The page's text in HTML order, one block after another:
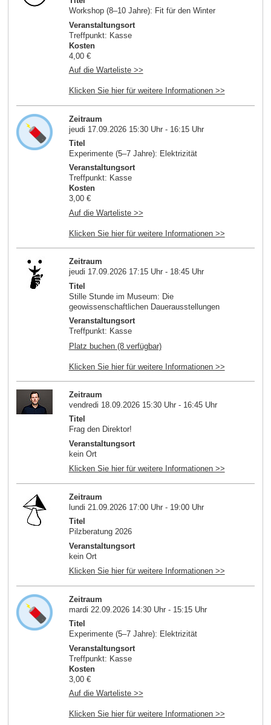
Workshop (8–10 Jahre): Fit für den Winter
Veranstaltungsort
Treffpunkt: Kasse
Kosten
4,00 €
Auf die Warteliste >>
Klicken Sie hier für weitere Informationen >>
Zeitraum
jeudi 17.09.2026 15:30 Uhr - 16:15 Uhr
Titel
Experimente (5–7 Jahre): Elektrizität
Veranstaltungsort
Treffpunkt: Kasse
Kosten
3,00 €
Auf die Warteliste >>
Klicken Sie hier für weitere Informationen >>
Zeitraum
jeudi 17.09.2026 17:15 Uhr - 18:45 Uhr
Titel
Stille Stunde im Museum: Die
geowissenschaftlichen Dauerausstellungen
Veranstaltungsort
Treffpunkt: Kasse
Platz buchen (8 verfügbar)
Klicken Sie hier für weitere Informationen >>
Zeitraum
vendredi 18.09.2026 15:30 Uhr - 16:45 Uhr
Titel
Frag den Direktor!
Veranstaltungsort
kein Ort
Klicken Sie hier für weitere Informationen >>
Zeitraum
lundi 21.09.2026 17:00 Uhr - 19:00 Uhr
Titel
Pilzberatung 2026
Veranstaltungsort
kein Ort
Klicken Sie hier für weitere Informationen >>
Zeitraum
mardi 22.09.2026 14:30 Uhr - 15:15 Uhr
Titel
Experimente (5–7 Jahre): Elektrizität
Veranstaltungsort
Treffpunkt: Kasse
Kosten
3,00 €
Auf die Warteliste >>
Klicken Sie hier für weitere Informationen >>